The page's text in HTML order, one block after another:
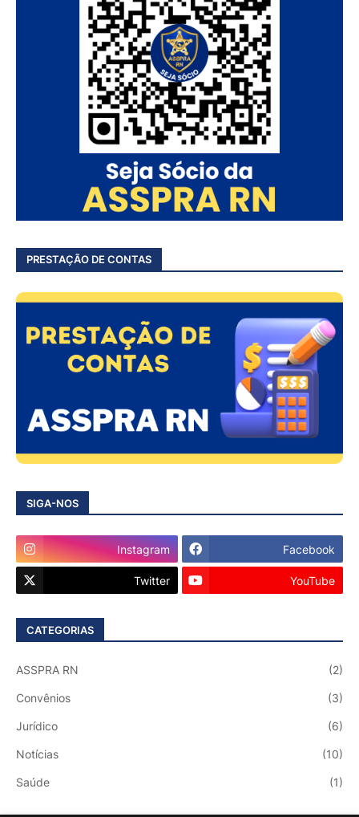
PRESTAÇÃO DE CONTAS
SIGA-NOS
Instagram Facebook
Twitter YouTube
CATEGORIAS
ASSPRA RN (2)
Convênios (3)
Jurídico (6)
Notícias (10)
Saúde (1)